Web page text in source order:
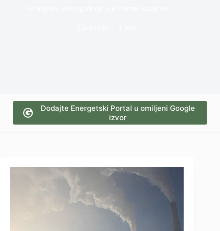
Dodajte Energetski Portal u omiljeni Google
izvor